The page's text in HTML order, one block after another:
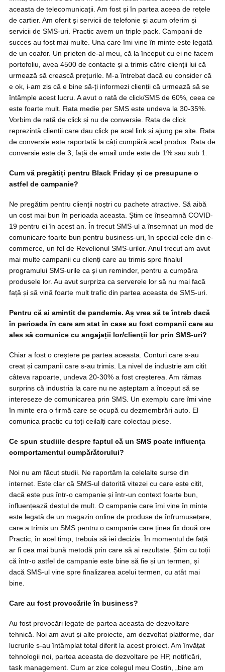
aceasta de telecomunicații. Am fost și în partea aceea de rețele
de cartier. Am oferit și servicii de telefonie și acum oferim și
servicii de SMS-uri. Practic avem un triple pack. Campanii de
succes au fost mai multe. Una care îmi vine în minte este legată
de un coafor. Un prieten de-al meu, că la început cu ei ne facem
portofoliu, avea 4500 de contacte și a trimis către clienții lui că
urmează să crească prețurile. M-a întrebat dacă eu consider că
e ok, i-am zis că e bine să-ți informezi clienții că urmează să se
întâmple acest lucru. A avut o rată de click/SMS de 60%, ceea ce
este foarte mult. Rata medie per SMS este undeva la 30-35%.
Vorbim de rată de click și nu de conversie. Rata de click
reprezintă clienții care dau click pe acel link și ajung pe site. Rata
de conversie este raportată la câți cumpără acel produs. Rata de
conversie este de 3, față de email unde este de 1% sau sub 1.
Cum vă pregătiți pentru Black Friday și ce presupune o
astfel de campanie?
Ne pregătim pentru clienții noștri cu pachete atractive. Să aibă
un cost mai bun în perioada aceasta. Știm ce înseamnă COVID-
19 pentru ei în acest an. În trecut SMS-ul a însemnat un mod de
comunicare foarte bun pentru business-uri, în special cele din e-
commerce, un fel de Revelionul SMS-urilor. Anul trecut am avut
mai multe campanii cu clienți care au trimis spre finalul
programului SMS-urile ca și un reminder, pentru a cumpăra
produsele lor. Au avut surpriza ca serverele lor să nu mai facă
față și să vină foarte mult trafic din partea aceasta de SMS-uri.
Pentru că ai amintit de pandemie. Aș vrea să te întreb dacă
în perioada în care am stat în case au fost companii care au
ales să comunice cu angajații lor/clienții lor prin SMS-uri?
Chiar a fost o creștere pe partea aceasta. Conturi care s-au
creat și campanii care s-au trimis. La nivel de industrie am citit
câteva rapoarte, undeva 20-30% a fost creșterea. Am rămas
surprins că industria la care nu ne așteptam a început să se
intereseze de comunicarea prin SMS. Un exemplu care îmi vine
în minte era o firmă care se ocupă cu dezmembrări auto. El
comunica practic cu toți ceilalți care colectau piese.
Ce spun studiile despre faptul că un SMS poate influența
comportamentul cumpărătorului?
Noi nu am făcut studii. Ne raportăm la celelalte surse din
internet. Este clar că SMS-ul datorită vitezei cu care este citit,
dacă este pus într-o campanie și într-un context foarte bun,
influențează destul de mult. O campanie care îmi vine în minte
este legată de un magazin online de produse de înfrumusețare,
care a trimis un SMS pentru o campanie care ținea fix două ore.
Practic, în acel timp, trebuia să iei decizia. În momentul de față
ar fi cea mai bună metodă prin care să ai rezultate. Știm cu toții
că într-o astfel de campanie este bine să fie și un termen, și
dacă SMS-ul vine spre finalizarea acelui termen, cu atât mai
bine.
Care au fost provocările în business?
Au fost provocări legate de partea aceasta de dezvoltare
tehnică. Noi am avut și alte proiecte, am dezvoltat platforme, dar
lucrurile s-au întâmplat total diferit la acest proiect. Am învățat
tehnologii noi, partea aceasta de dezvoltare pe HP, notificări,
task management. Cum ar zice colegul meu Costin, „bine am